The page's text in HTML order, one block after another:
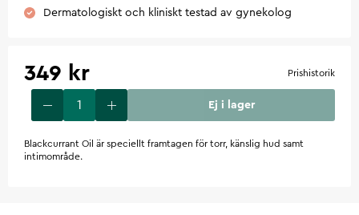
Dermatologiskt och kliniskt testad av gynekolog
349 kr Prishistorik
Ej i lager
Blackcurrant Oil är speciellt framtagen för torr, känslig hud samt
intimområde.